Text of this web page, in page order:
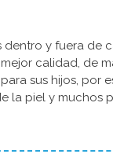
y fuera de
calidad, de
sus hijos, por
la piel y muchos